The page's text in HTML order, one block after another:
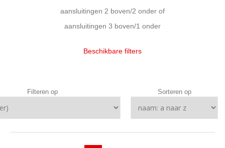
aansluitingen 2 boven/2 onder of
aansluitingen 3 boven/1 onder
Beschikbare filters
Filteren op Sorteren op